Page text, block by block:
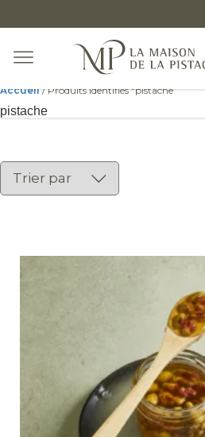
Accueil/ Produits identifiés “pistache”
pistache